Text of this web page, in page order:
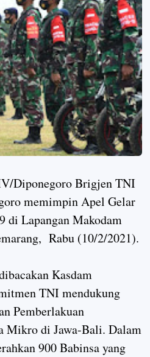
Diponegoro Brigjen TNI
memimpin Apel Gelar
di Lapangan Makodam
Rabu (10/2/2021).
Kasdam
TNI mendukung
Pemberlakuan
Mikro di Jawa-Bali. Dalam
900 Babinsa yang